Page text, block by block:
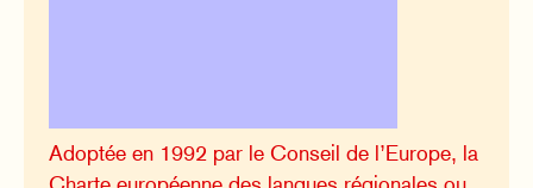
Adoptée en 1992 par le Conseil de l’Europe, la